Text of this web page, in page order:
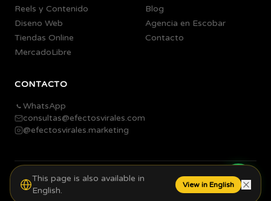
Reels y Contenido
Diseno Web
Tiendas Online
MercadoLibre
Blog
Agencia en Escobar
Contacto
CONTACTO
WhatsApp
consultas@efectosvirales.com
@efectosvirales.marketing
©2026Efectos Virales.Todos los derechos reservados.
Agencia de Marketing Digital en Escobar, Buenos Aires
This page is also available in
English.
View in English